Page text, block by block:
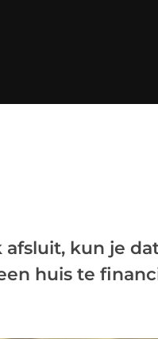
afsluit, kun je
huis te